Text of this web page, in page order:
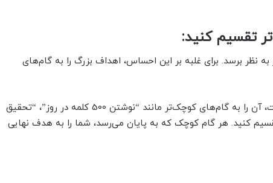
نظر برسد. برای غلبه بر این احساس، اهداف بزرگ را به گام‌های
به عنوان مثال، اگر هدف شما نوشتن یک کتاب است، آن را به گام‌های کوچک‌تر مانند “نوشتن 500 کلمه در روز”، “تحقیق
کنید. هر گام کوچک که به پایان می‌رسد، شما را به هدف نهایی